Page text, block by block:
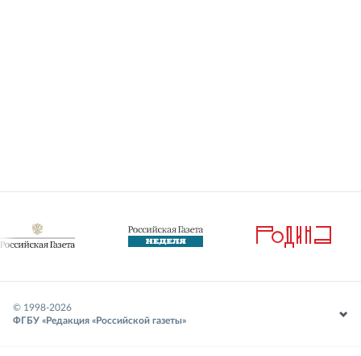
© 1998-2026
ФГБУ «Редакция «Российской газеты»